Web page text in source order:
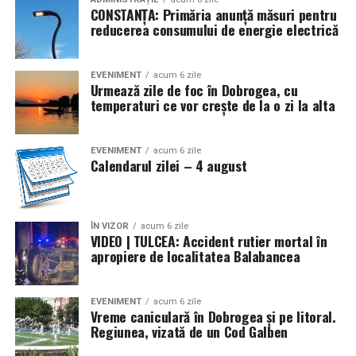
Statele Unite și-au proclamat neutralitatea
* Se marchează 110 ani (1916) de la semnarea, la
Bucureşti, a Tratatului de alianţă între România, de o
parte, şi Rusia, Franţa, Marea Britanie şi Italia, pe de altă
parte, pentru intrarea ţării noastre în război de partea
Antantei (în prima conflagraţie mondială). La
14/27.VIII.1916 România a declarat război Austro-
Ungariei, dată ce a marcat începutul războiul de
eliberare şi întregire naţională (1916-1919) (4/17)
* Acum 78 de ani (1948) a apărut Decretul-lege nr. 177
privind cultele religioase din România, prin care s-a
reiterat libertatea credinţei religioase şi a practicării
cultelor (cu excepţia celor interzise), dar s-a subliniat şi
obligaţia respectării întocmai a legilor statului. Printre
altele, se prevedea că niciun cult sau un reprezentant al
unui cult religios nu putea întreţine legături cu alte
CONSTANȚA: Primăria anunță măsuri pentru
reducerea consumului de energie electrică
EVENIMENT acum 6 zile
Urmează zile de foc în Dobrogea, cu
temperaturi ce vor crește de la o zi la alta
EVENIMENT acum 6 zile
Calendarul zilei – 4 august
ÎN VIZOR acum 6 zile
VIDEO | TULCEA: Accident rutier mortal în
apropiere de localitatea Balabancea
EVENIMENT acum 6 zile
Vreme caniculară în Dobrogea și pe litoral.
Regiunea, vizată de un Cod Galben